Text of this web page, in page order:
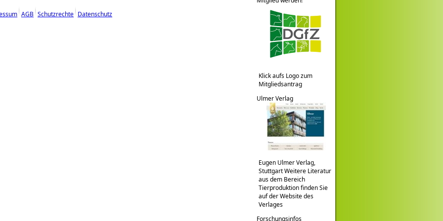
AGB Schutzrechte Datenschutz
Klick aufs Logo zum
Mitgliedsantrag
Ulmer Verlag
Eugen Ulmer Verlag,
Stuttgart Weitere Literatur
aus dem Bereich
Tierproduktion finden Sie
auf der Website des
Verlages
Forschungsinfos